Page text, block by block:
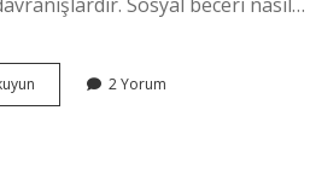
Beceri
2 Yorum